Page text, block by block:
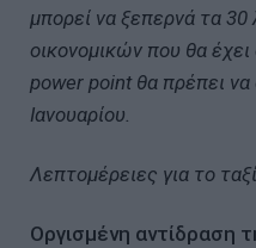
μπορεί να ξεπερνά τα
οικονομικών που θα
power point θα πρέπει να
Ιανουαρίου.
Λεπτομέρειες για το
Οργισμένη αντίδραση